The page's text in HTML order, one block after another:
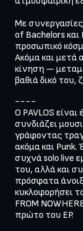
Με
of Bachelors και
προσωπικό
Ακόμα και μετά
κίνηση —
βαθιά δικό
----
Ο PAVLOS
συνδιάζει
γράφοντας
ακόμα και
συχνά solo live
του, αλλά και
πρόσφατα
κυκλοφορήσει
FROM
πρώτο του EP.